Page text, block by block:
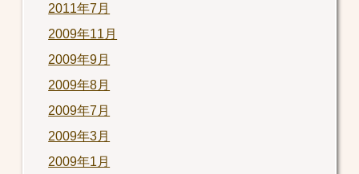
2011年7月
2009年11月
2009年9月
2009年8月
2009年7月
2009年3月
2009年1月